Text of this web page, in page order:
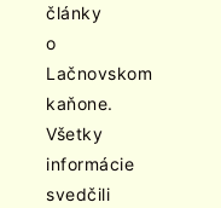
články
o
Lačnovskom
kaňone.
Všetky
informácie
svedčili